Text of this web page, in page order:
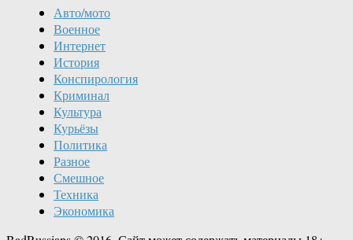
Авто/мото
Военное
Интернет
История
Конспирология
Криминал
Культура
Курьёзы
Политика
Разное
Смешное
Техника
Экономика